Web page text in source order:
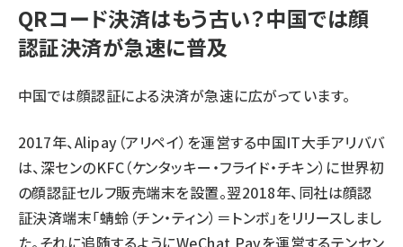
QRコード決済はもう古い？中国では顔
認証決済が急速に普及
中国では顔認証による決済が急速に広がっています。
2017年、Alipay（アリペイ）を運営する中国IT大手アリババ
は、深センのKFC（ケンタッキー・フライド・チキン）に世界初
の顔認証セルフ販売端末を設置。翌2018年、同社は顔認
証決済端末「蜻蛉（チン・ティン）＝トンボ」をリリースしまし
た。それに追随するようにWeChat Payを運営するテンセン